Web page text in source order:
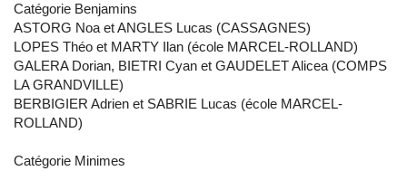
Catégorie Benjamins
ASTORG Noa et ANGLES Lucas (CASSAGNES)
LOPES Théo et MARTY Ilan (école MARCEL-ROLLAND)
GALERA Dorian, BIETRI Cyan et GAUDELET Alicea (COMPS
LA GRANDVILLE)
BERBIGIER Adrien et SABRIE Lucas (école MARCEL-
ROLLAND)
Catégorie Minimes